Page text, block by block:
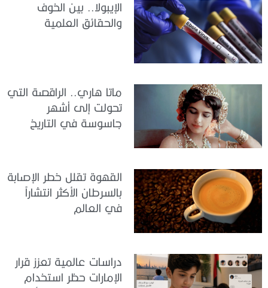
الإيبولا.. بين الخوف
والحقائق العلمية
ماتا هاري.. الراقصة التي
تحولت إلى أشهر
جاسوسة في التاريخ
القهوة تقلل خطر الإصابة
بالسرطان الأكثر انتشاراً
في العالم
دراسات عالمية تعزز قرار
الإمارات حظر استخدام